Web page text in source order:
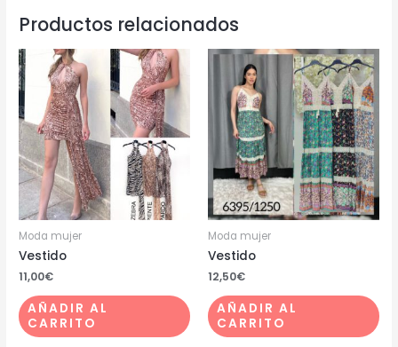
Productos relacionados
Moda mujer
Vestido
11,00€
AÑADIR AL
CARRITO
Moda mujer
Vestido
12,50€
AÑADIR AL
CARRITO